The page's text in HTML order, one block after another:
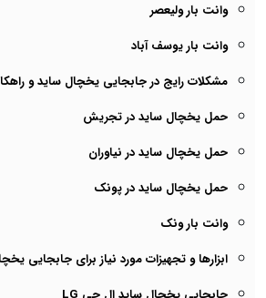
وانت بار ولیعصر
وانت بار یوسف آباد
مشکلات رایج در جابجایی یخچال ساید و
حمل یخچال ساید در تجریش
حمل یخچال ساید در نیاوران
حمل یخچال ساید در پونک
وانت بار ونک
ابزارها و تجهیزات مورد نیاز برای جابجایی